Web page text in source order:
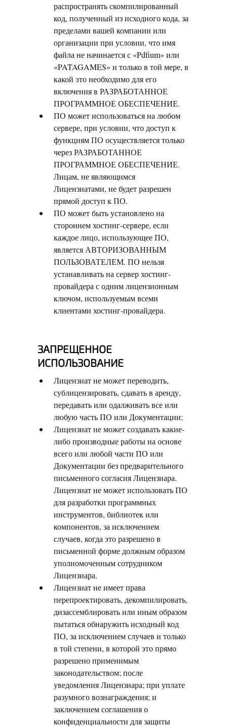
распространять скомпилированный
код, полученный из исходного кода, за
пределами вашей компании или
организации при условии, что имя
файла не начинается с «Pdfium» или
«PATAGAMES» и только в той мере, в
какой это необходимо для его
включения в РАЗРАБОТАННОЕ
ПРОГРАММНОЕ ОБЕСПЕЧЕНИЕ.
ПО может использоваться на любом
сервере, при условии, что доступ к
функциям ПО осуществляется только
через РАЗРАБОТАННОЕ
ПРОГРАММНОЕ ОБЕСПЕЧЕНИЕ.
Лицам, не являющимся
Лицензиатами, не будет разрешен
прямой доступ к ПО.
ПО может быть установлено на
стороннем хостинг-сервере, если
каждое лицо, использующее ПО,
является АВТОРИЗОВАННЫМ
ПОЛЬЗОВАТЕЛЕМ. ПО нельзя
устанавливать на сервер хостинг-
провайдера с одним лицензионным
ключом, используемым всеми
клиентами хостинг-провайдера.
ЗАПРЕЩЕННОЕ
ИСПОЛЬЗОВАНИЕ
Лицензиат не может переводить,
сублицензировать, сдавать в аренду,
передавать или одалживать все или
любую часть ПО или Документации;
Лицензиат не может создавать какие-
либо производные работы на основе
всего или любой части ПО или
Документации без предварительного
письменного согласия Лицензиара.
Лицензиат не может использовать ПО
для разработки программных
инструментов, библиотек или
компонентов, за исключением
случаев, когда это разрешено в
письменной форме должным образом
уполномоченным сотрудником
Лицензиара.
Лицензиат не имеет права
перепроектировать, декомпилировать,
дизассемблировать или иным образом
пытаться обнаружить исходный код
ПО, за исключением случаев и только
в той степени, в которой это прямо
разрешено применимым
законодательством; после
уведомления Лицензиара; при уплате
разумного вознаграждения; и
заключением соглашения о
конфиденциальности для защиты